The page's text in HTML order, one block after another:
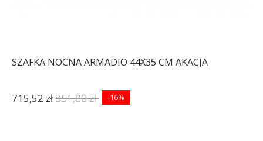
SZAFKA NOCNA ARMADIO 44X35 CM AKACJA
715,52 zł851,80 zł -16%